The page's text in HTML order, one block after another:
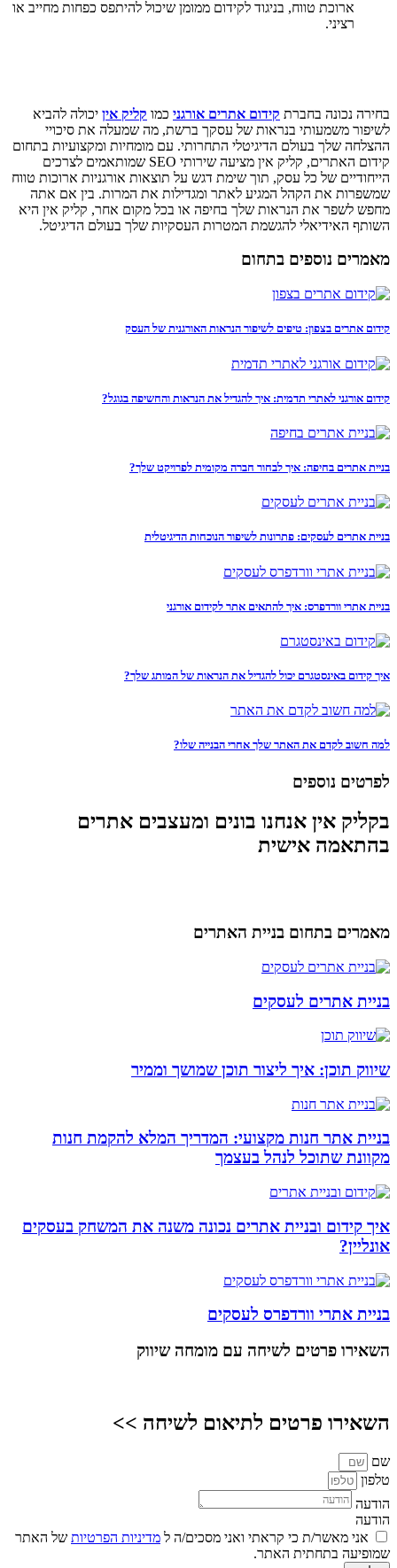
ארוכת טווח, בניגוד לקידום ממומן שיכול להיתפס כפחות מחייב או
רציני.
בחירה נכונה בחברת קידום אתרים אורגני כמו קליק אין יכולה להביא
לשיפור משמעותי בנראות של עסקך ברשת, מה שמעלה את סיכויי
ההצלחה שלך בעולם הדיגיטלי התחרותי. עם מומחיות ומקצועיות בתחום
קידום האתרים, קליק אין מציעה שירותי SEO שמותאמים לצרכים
הייחודיים של כל עסק, תוך שימת דגש על תוצאות אורגניות ארוכות טווח
שמשפרות את הקהל המגיע לאתר ומגדילות את המרות. בין אם אתה
מחפש לשפר את הנראות שלך בחיפה או בכל מקום אחר, קליק אין היא
השותף האידיאלי להגשמת המטרות העסקיות שלך בעולם הדיגיטל.
מאמרים נוספים בתחום
קידום אתרים בצפון: טיפים לשיפור הנראות האורגנית של העסק
קידום אורגני לאתרי תדמית: איך להגדיל את הנראות והחשיפה בגוגל?
בניית אתרים בחיפה: איך לבחור חברה מקומית לפרויקט שלך?
בניית אתרים לעסקים: פתרונות לשיפור הנוכחות הדיגיטלית
בניית אתרי וורדפרס: איך להתאים אתר לקידום אורגני
איך קידום באינסטגרם יכול להגדיל את הנראות של המותג שלך?
למה חשוב לקדם את האתר שלך אחרי הבנייה שלו?
לפרטים נוספים
בקליק אין אנחנו בונים ומעצבים אתרים
בהתאמה אישית
מאמרים בתחום בניית האתרים
בניית אתרים לעסקים
שיווק תוכן: איך ליצור תוכן שמושך וממיר
בניית אתר חנות מקצועי: המדריך המלא להקמת חנות
מקוונת שתוכל לנהל בעצמך
איך קידום ובניית אתרים נכונה משנה את המשחק בעסקים
אונליין?
בניית אתרי וורדפרס לעסקים
השאירו פרטים לשיחה עם מומחה שיווק
השאירו פרטים לתיאום לשיחה >>
שם
טלפון
הודעה
הודעה
אני מאשר/ת כי קראתי ואני מסכים/ה ל מדיניות הפרטיות של האתר
שמופיעה בתחתית האתר.